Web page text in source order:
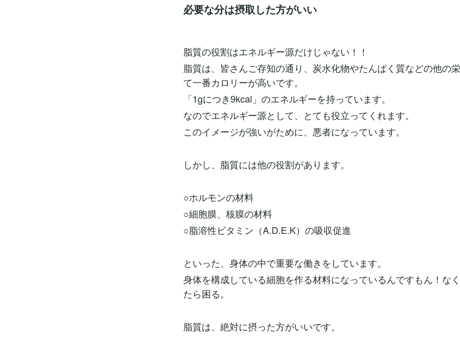
必要な分は摂取した方がいい
脂質の役割はエネルギー源だけじゃない！！
脂質は、皆さんご存知の通り、炭水化物やたんぱく質などの他の
て一番カロリーが高いです。
「1gにつき9kcal」のエネルギーを持っています。
なのでエネルギー源として、とても役立ってくれます。
このイメージが強いがために、悪者になっています。
しかし、脂質には他の役割があります。
○ホルモンの材料
○細胞膜、核膜の材料
○脂溶性ビタミン（A.D.E.K）の吸収促進
といった、身体の中で重要な働きをしています。
身体を構成している細胞を作る材料になっているんですもん！な
たら困る。
脂質は、絶対に摂った方がいいです。